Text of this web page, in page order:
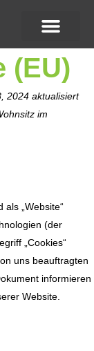
(EU)
2024 aktualisiert
im
als „Website“
(der
„Cookies“
uns beauftragten
informieren
Website.
Consent
to
Consent
to
Consent
to
Consent
to
Consent